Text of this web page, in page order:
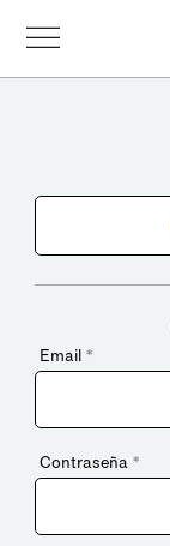
Email *
Contraseña *